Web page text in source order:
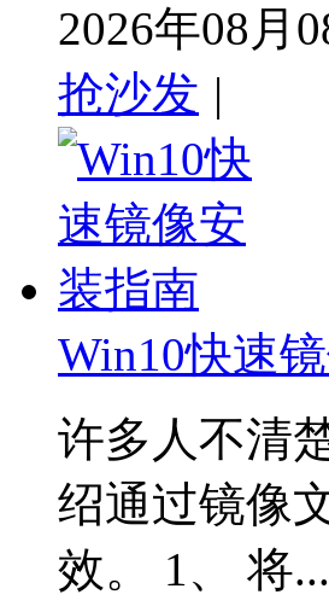
2026年08月
抢沙发 |
Win10快速
许多人不清
绍通过镜像
效。 1、 将